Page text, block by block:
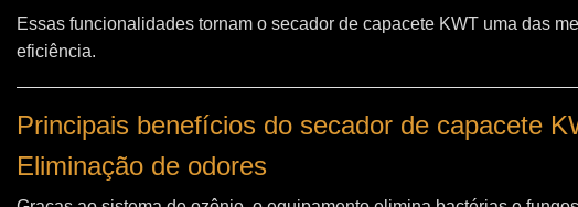
Essas funcionalidades tornam o secador de capacete KWT uma das
eficiência.
Principais benefícios do secador de capacete
Eliminação de odores